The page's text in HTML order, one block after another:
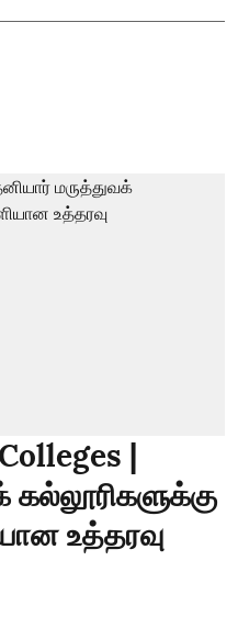
|
கல்லூரிகளுக்கு
உத்தரவு